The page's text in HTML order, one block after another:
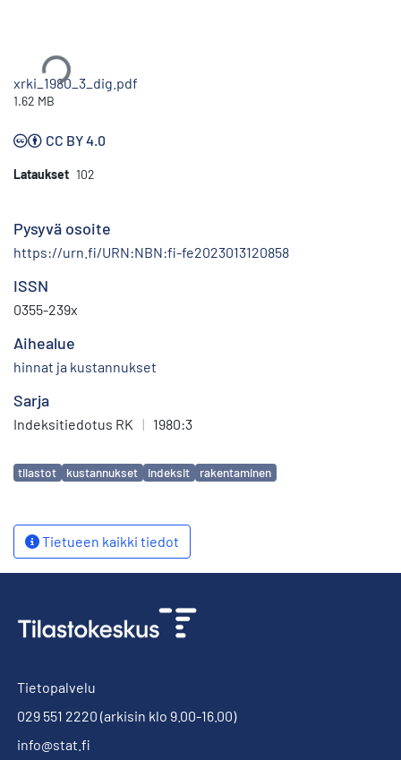
xrki_1980_3_dig.pdf
1.62 MB
CC BY 4.0
Lataukset 102
Pysyvä osoite
https://urn.fi/URN:NBN:fi-fe2023013120858
ISSN
0355-239x
Aihealue
hinnat ja kustannukset
Sarja
Indeksitiedotus RK | 1980:3
Avainsanat
tilastot kustannukset indeksit rakentaminen
Tietueen kaikki tiedot
Tietopalvelu
029 551 2220 (arkisin klo 9.00-16.00)
info@stat.fi